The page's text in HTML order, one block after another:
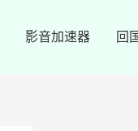
影音加速器 回